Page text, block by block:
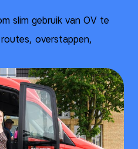
slim gebruik van OV te
overstappen,